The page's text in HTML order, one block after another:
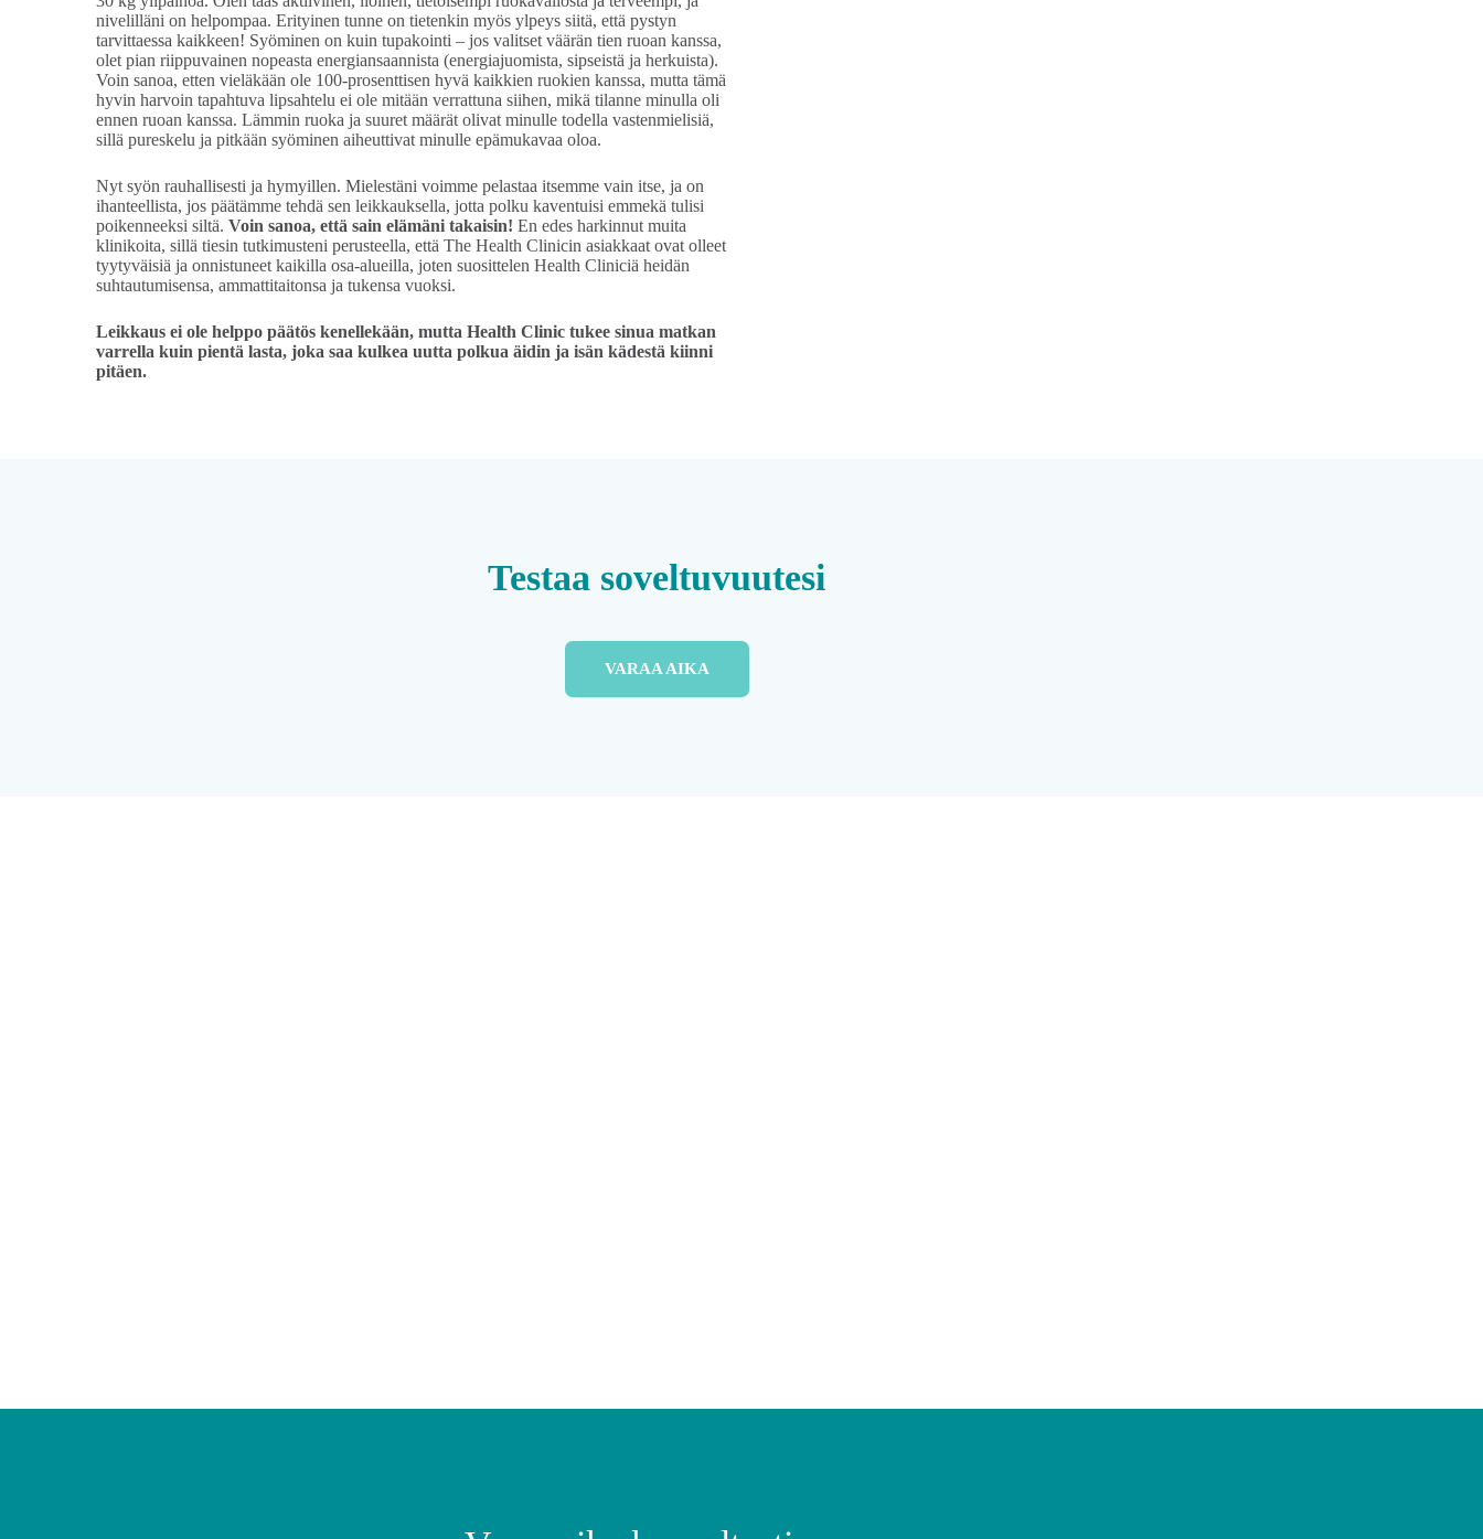
nivelilläni on helpompaa. Erityinen tunne on tietenkin myös ylpeys siitä, että pystyn
tarvittaessa kaikkeen! Syöminen on kuin tupakointi – jos valitset väärän tien ruoan kanssa,
olet pian riippuvainen nopeasta energiansaannista (energiajuomista, sipseistä ja herkuista).
Voin sanoa, etten vieläkään ole 100-prosenttisen hyvä kaikkien ruokien kanssa, mutta tämä
hyvin harvoin tapahtuva lipsahtelu ei ole mitään verrattuna siihen, mikä tilanne minulla oli
ennen ruoan kanssa. Lämmin ruoka ja suuret määrät olivat minulle todella vastenmielisiä,
sillä pureskelu ja pitkään syöminen aiheuttivat minulle epämukavaa oloa.
Nyt syön rauhallisesti ja hymyillen. Mielestäni voimme pelastaa itsemme vain itse, ja on
ihanteellista, jos päätämme tehdä sen leikkauksella, jotta polku kaventuisi emmekä tulisi
poikenneeksi siltä. Voin sanoa, että sain elämäni takaisin! En edes harkinnut muita
klinikoita, sillä tiesin tutkimusteni perusteella, että The Health Clinicin asiakkaat ovat olleet
tyytyväisiä ja onnistuneet kaikilla osa-alueilla, joten suosittelen Health Cliniciä heidän
suhtautumisensa, ammattitaitonsa ja tukensa vuoksi.
Leikkaus ei ole helppo päätös kenellekään, mutta Health Clinic tukee sinua matkan
varrella kuin pientä lasta, joka saa kulkea uutta polkua äidin ja isän kädestä kiinni
pitäen.
Testaa soveltuvuutesi
VARAA AIKA